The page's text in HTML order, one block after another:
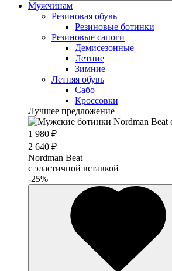
Мужчинам
Резиновая обувь
Резиновые ботинки
Резиновые сапоги
Демисезонные
Летние
Зимние
Летняя обувь
Сабо
Кроссовки
Лучшее предложение
1 980 ₽
2 640 ₽
Nordman Beat
с эластичной вставкой
-25%